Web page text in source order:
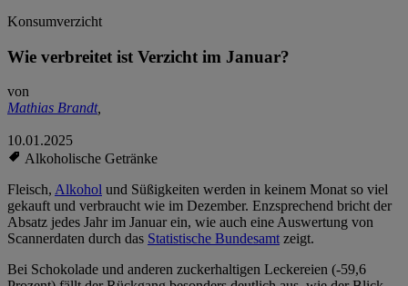
Konsumverzicht
Wie verbreitet ist Verzicht im Januar?
von
Mathias Brandt,
10.01.2025
Alkoholische Getränke
Fleisch, Alkohol und Süßigkeiten werden in keinem Monat so viel
gekauft und verbraucht wie im Dezember. Enzsprechend bricht der
Absatz jedes Jahr im Januar ein, wie auch eine Auswertung von
Scannerdaten durch das Statistische Bundesamtzeigt.
Bei Schokolade und anderen zuckerhaltigen Leckereien (-59,6